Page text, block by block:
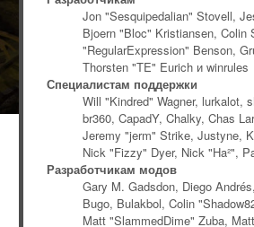
Jon "Sesquipedalian" Stovell,
Bjoern "Bloc" Kristiansen, Colin
"RegularExpression" Benson,
Thorsten "TE" Eurich и winrules
Специалистам поддержки
Will "Kindred" Wagner, lurkalot,
br360, CapadY, Chalky, Chas
Jeremy "jerm" Strike, Justyne,
Nick "Fizzy" Dyer, Nick "Ha²",
Разработчикам модов
Gary M. Gadsdon, Diego
Bugo, Bulakbol, Colin
Matt "SlammedDime" Zuba,